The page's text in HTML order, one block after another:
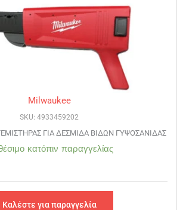
Milwaukee
SKU: 4933459202
ΓΕΜΙΣΤΗΡΑΣ ΓΙΑ ΔΕΣΜΙΔΑ ΒΙΔΩΝ ΓΥΨΟΣΑΝΙΔΑΣ
κατόπιν παραγγελίας
Καλέστε για παραγγελία